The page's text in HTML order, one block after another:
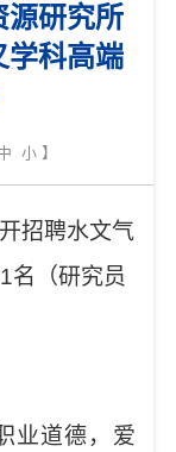
源研究所
学科高端
小】
招聘水文气
1名 （研究员
业道德，爱